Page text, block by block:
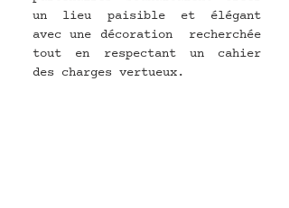
un lieu paisible et élégant
avec une décoration  recherchée
tout en respectant un cahier
des charges vertueux.